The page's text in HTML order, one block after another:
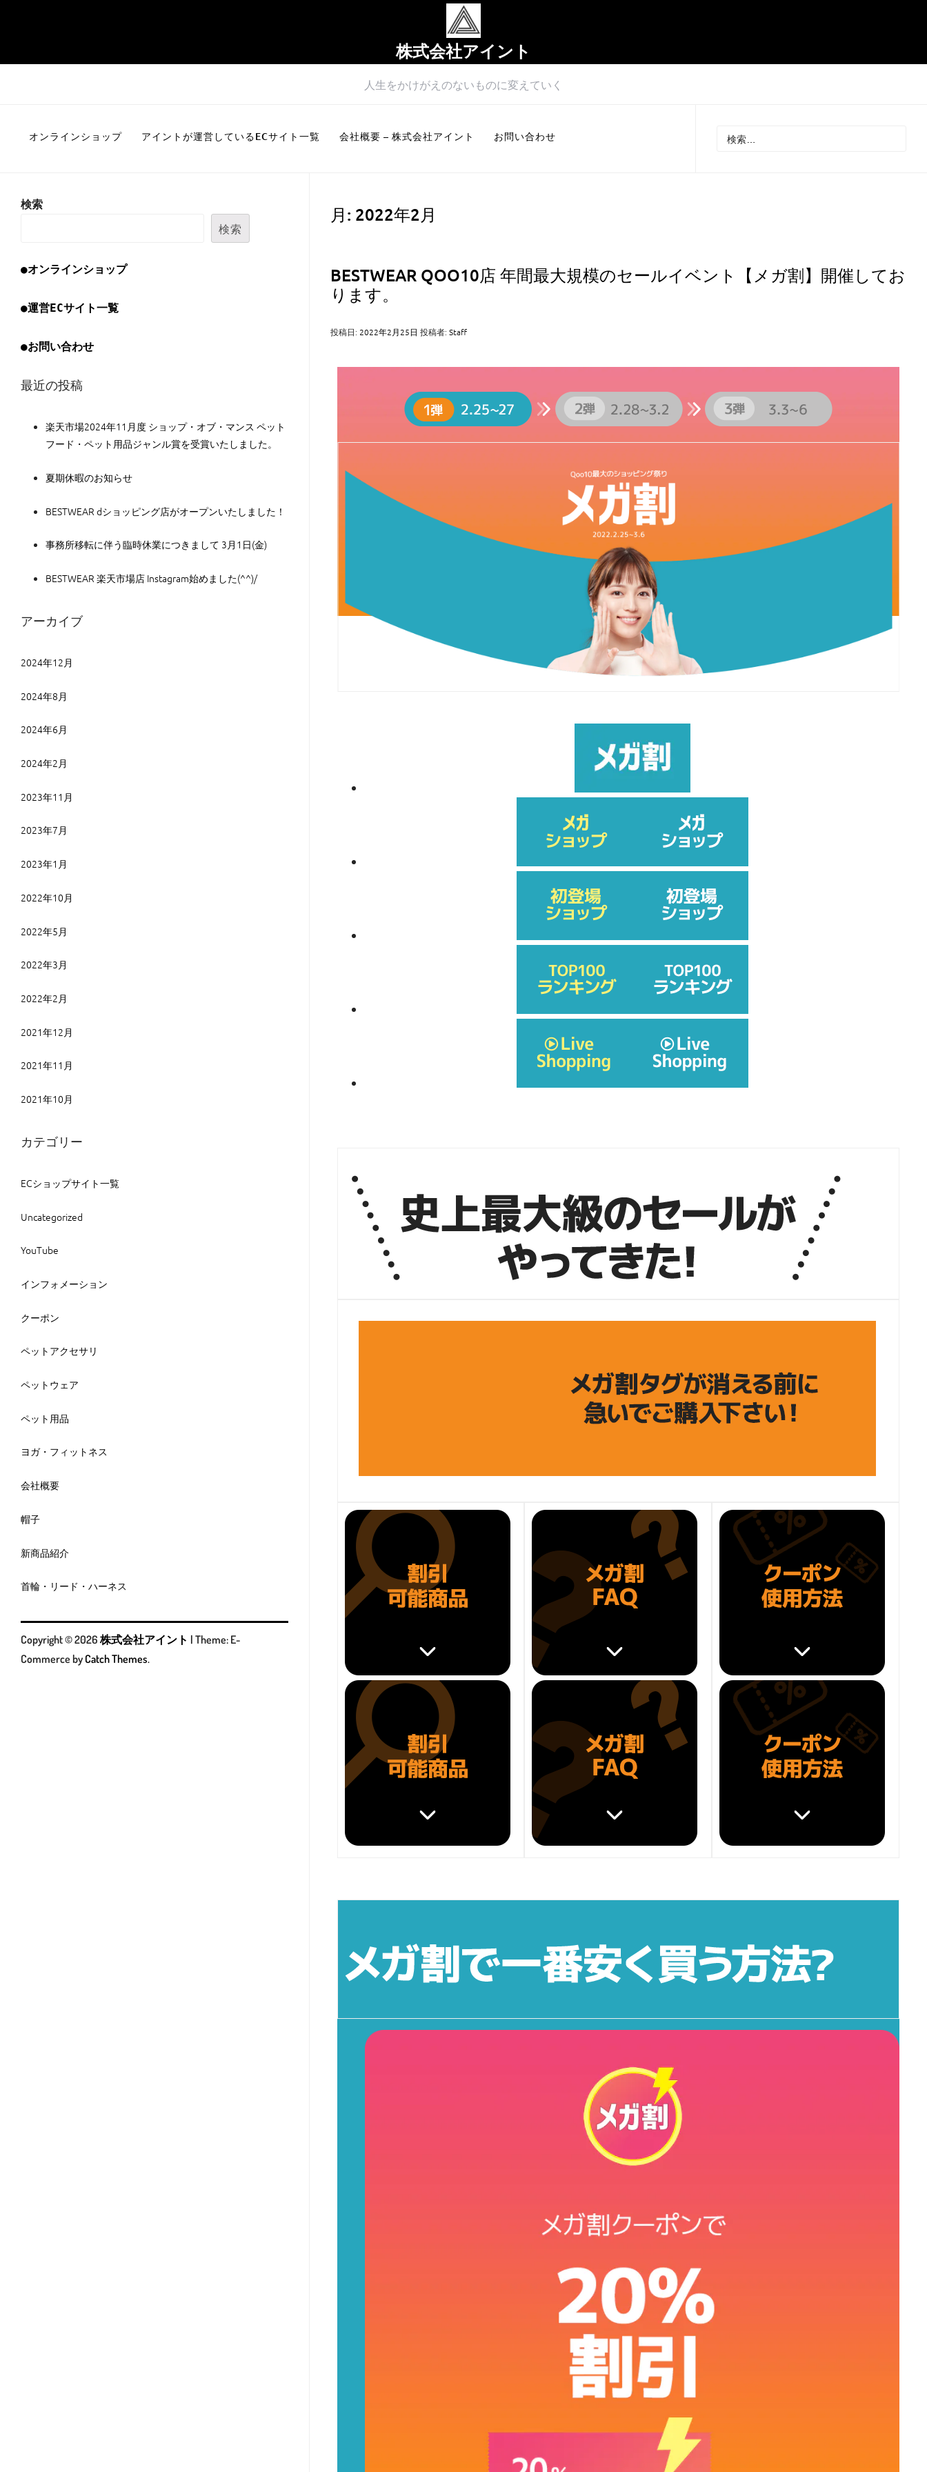
株式会社アイント
人生をかけがえのないものに変えていく
オンラインショップ アイントが運営しているECサイト一覧 会社概要 – 株式会社アイント お問い合わせ
月: 2022年2月
BESTWEAR QOO10店 年間最大規模のセールイベント【メガ割】開催してお
ります。
投稿日: 2022年2月25日 投稿者: Staff
検索
検索
●オンラインショップ
●運営ECサイト一覧
●お問い合わせ
最近の投稿
楽天市場2024年11月度 ショップ・オブ・マンス ペット
フード・ペット用品ジャンル賞を受賞いたしました。
夏期休暇のお知らせ
BESTWEAR dショッピング店がオープンいたしました！
事務所移転に伴う臨時休業につきまして 3月1日(金)
BESTWEAR 楽天市場店 Instagram始めました(^^)/
アーカイブ
2024年12月
2024年8月
2024年6月
2024年2月
2023年11月
2023年7月
2023年1月
2022年10月
2022年5月
2022年3月
2022年2月
2021年12月
2021年11月
2021年10月
カテゴリー
ECショップサイト一覧
Uncategorized
YouTube
インフォメーション
クーポン
ペットアクセサリ
ペットウェア
ペット用品
ヨガ・フィットネス
会社概要
帽子
新商品紹介
首輪・リード・ハーネス
Copyright © 2026 株式会社アイント | Theme: E-
Commerce by Catch Themes.